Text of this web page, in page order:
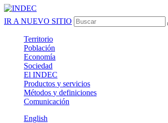
IR A NUEVO SITIO
Territorio
Población
Economía
Sociedad
El INDEC
Productos y servicios
Métodos y definiciones
Comunicación
English